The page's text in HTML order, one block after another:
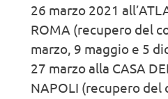
26 marzo 2021
ROMA (recupero del
marzo, 9 maggio e 5
27 marzo alla CASA
NAPOLI (recupero del